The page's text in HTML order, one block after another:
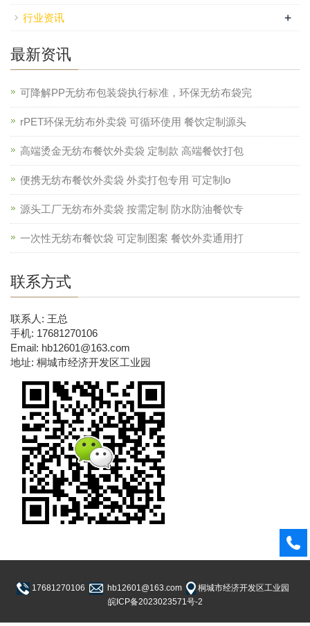
行业资讯 +
最新资讯
可降解PP无纺布包装袋执行标准，环保无纺布袋完
rPET环保无纺布外卖袋 可循环使用 餐饮定制源头
高端烫金无纺布餐饮外卖袋 定制款 高端餐饮打包
便携无纺布餐饮外卖袋 外卖打包专用 可定制lo
源头工厂无纺布外卖袋 按需定制 防水防油餐饮专
一次性无纺布餐饮袋 可定制图案 餐饮外卖通用打
联系方式
联系人: 王总
手机: 17681270106
Email: hb12601@163.com
地址: 桐城市经济开发区工业园
17681270106 hb12601@163.com
桐城市经济开发区工业园
皖ICP备2023023571号-2